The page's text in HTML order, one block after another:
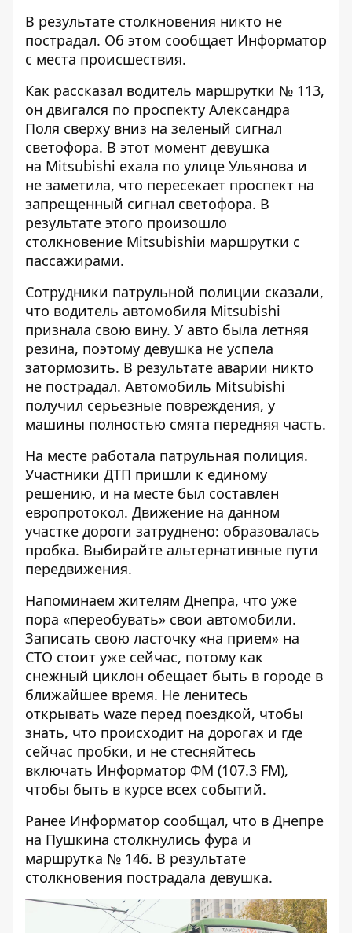
В результате столкновения никто не
пострадал. Об этом сообщает Информатор
с места происшествия.
Как рассказал водитель маршрутки № 113,
он двигался по проспекту Александра
Поля сверху вниз на зеленый сигнал
светофора. В этот момент девушка
на Mitsubishi ехала по улице Ульянова и
не заметила, что пересекает проспект на
запрещенный сигнал светофора. В
результате этого произошло
столкновение Mitsubishiи маршрутки с
пассажирами.
Сотрудники патрульной полиции сказали,
что водитель автомобиля Mitsubishi
признала свою вину. У авто была летняя
резина, поэтому девушка не успела
затормозить. В результате аварии никто
не пострадал. Автомобиль Mitsubishi
получил серьезные повреждения, у
машины полностью смята передняя часть.
На месте работала патрульная полиция.
Участники ДТП пришли к единому
решению, и на месте был составлен
европротокол. Движение на данном
участке дороги затруднено: образовалась
пробка. Выбирайте альтернативные пути
передвижения.
Напоминаем жителям Днепра, что уже
пора «переобувать» свои автомобили.
Записать свою ласточку «на прием» на
СТО стоит уже сейчас, потому как
снежный циклон обещает быть в городе в
ближайшее время. Не ленитесь
открывать waze перед поездкой, чтобы
знать, что происходит на дорогах и где
сейчас пробки, и не стесняйтесь
включать Информатор ФМ (107.3 FM),
чтобы быть в курсе всех событий.
Ранее Информатор сообщал, что в Днепре
на Пушкина столкнулись фура и
маршрутка № 146. В результате
столкновения пострадала девушка.